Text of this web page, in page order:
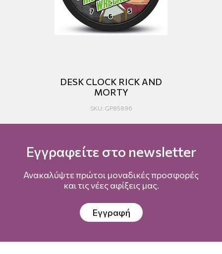
DESK CLOCK RICK AND
MORTY
SKU: GP85896
Εγγραφείτε στο newsletter
Ανακαλύψτε πρώτοι μοναδικές προσφορές
και τις νέες αφίξεις μας.
Εγγραφή